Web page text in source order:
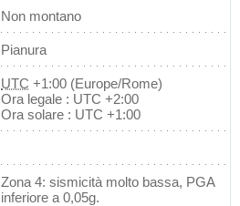
Non montano
Pianura
UTC +1:00 (Europe/Rome)
Ora legale : UTC +2:00
Ora solare : UTC +1:00
Zona 4: sismicità molto bassa, PGA
inferiore a 0,05g.